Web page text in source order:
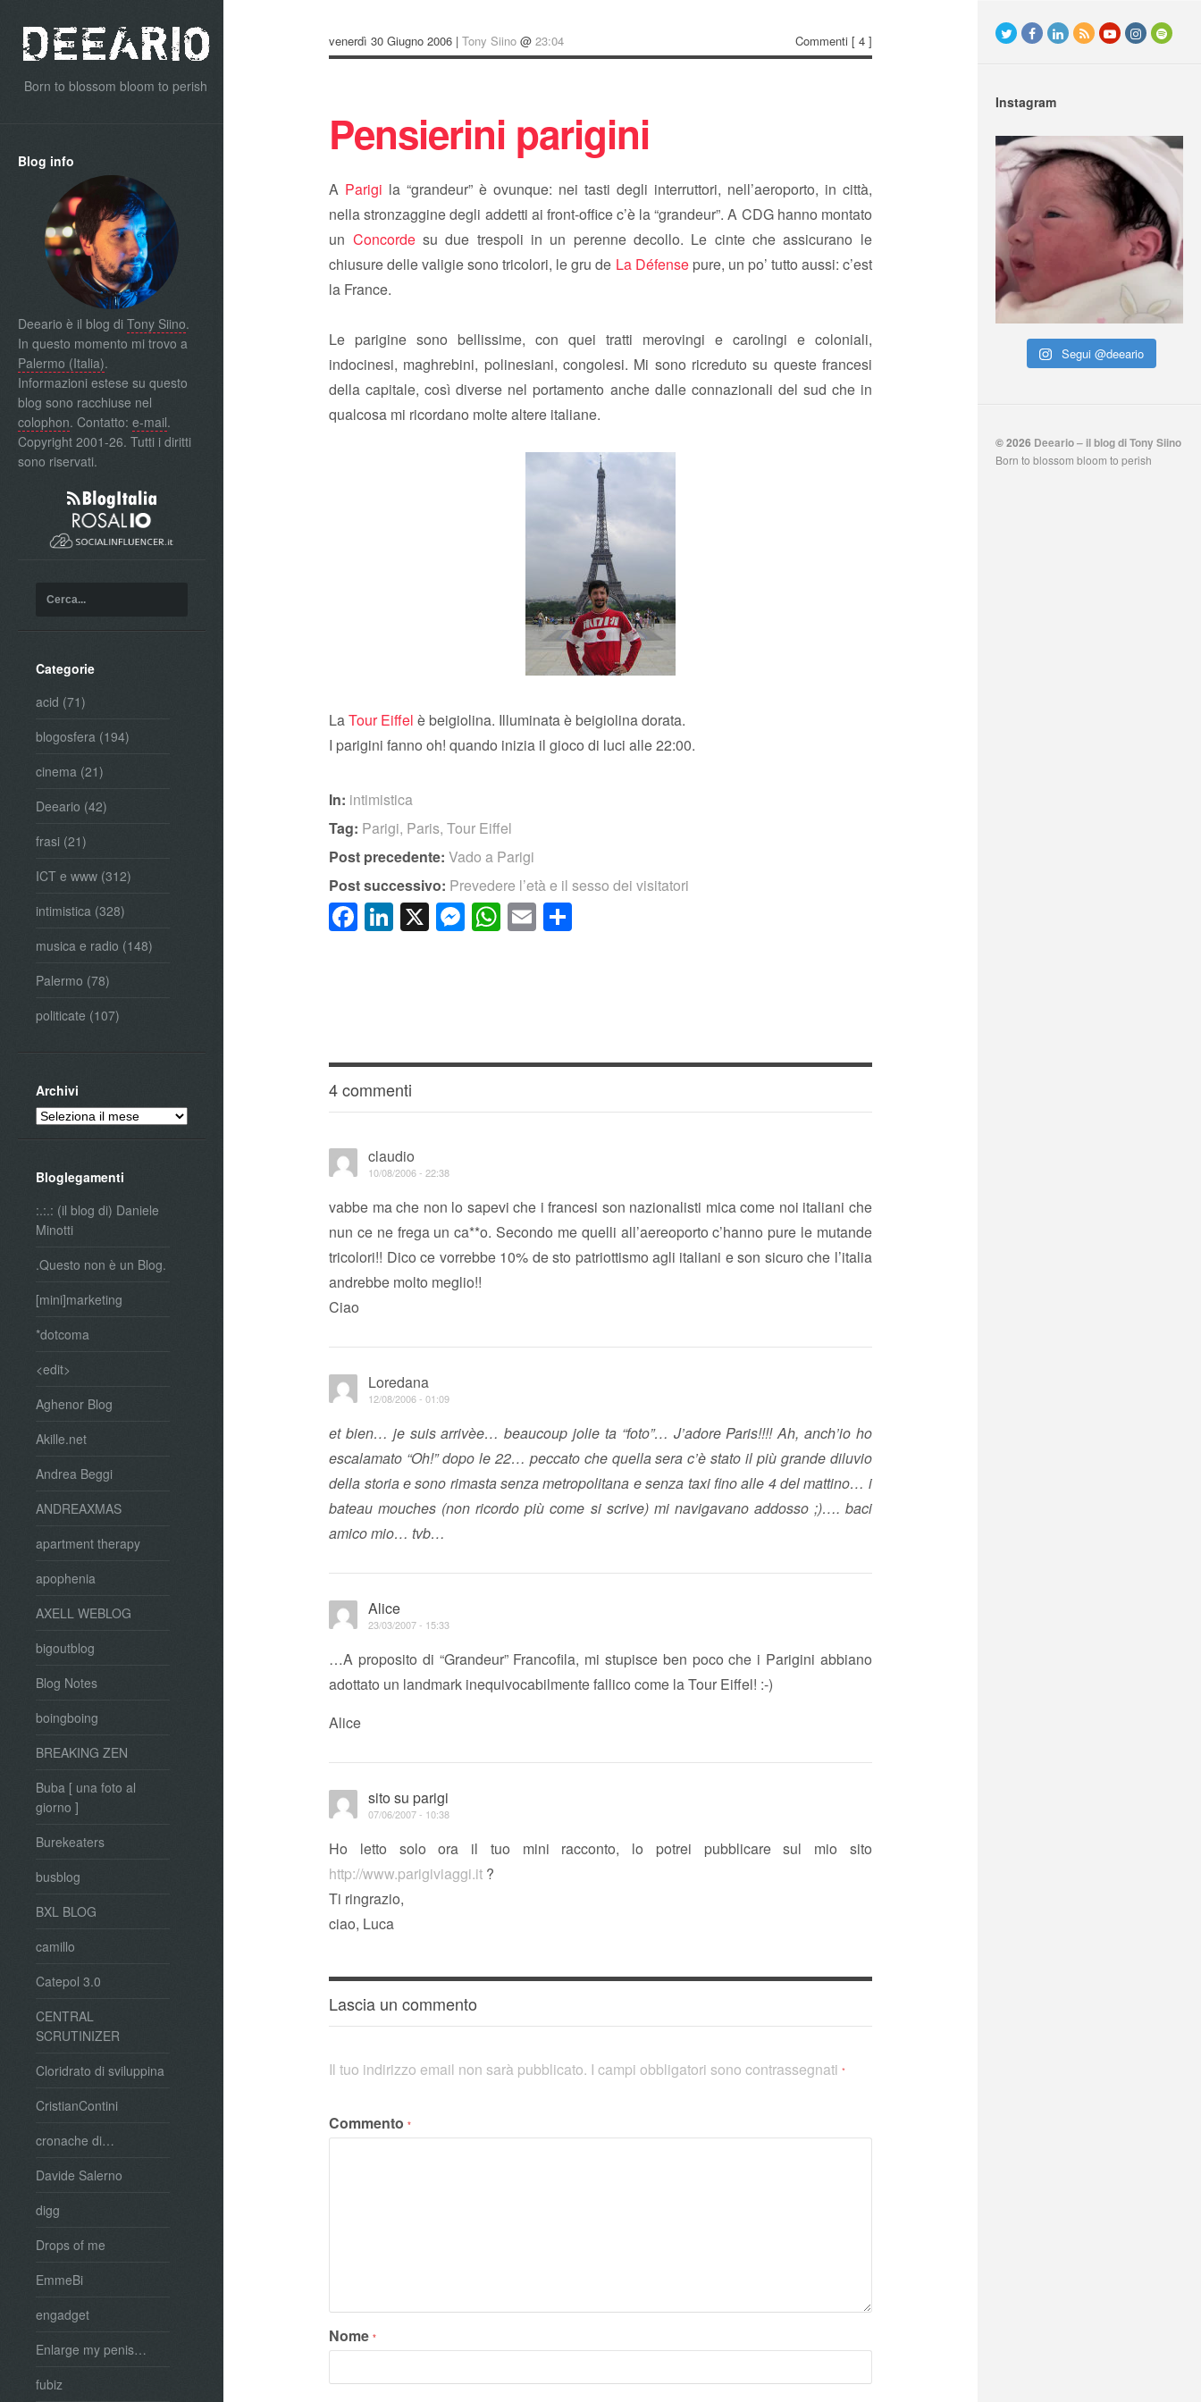
Born to blossom bloom to perish
Blog info
Deeario è il blog di Tony Siino.
In questo momento mi trovo a
Palermo (Italia).
Informazioni estese su questo
blog sono racchiuse nel
colophon. Contatto: e-mail.
Copyright 2001-26. Tutti i diritti
sono riservati.
Categorie
acid (71)
blogosfera (194)
cinema (21)
Deeario (42)
frasi (21)
ICT e www (312)
intimistica (328)
musica e radio (148)
Palermo (78)
politicate (107)
Archivi
Archivi
Bloglegamenti
:.:.: (il blog di) Daniele
Minotti
.Questo non è un Blog.
[mini]marketing
*dotcoma
<edit>
Aghenor Blog
Akille.net
Andrea Beggi
ANDREAXMAS
apartment therapy
apophenia
AXELL WEBLOG
bigoutblog
Blog Notes
boingboing
BREAKING ZEN
Buba [ una foto al
giorno ]
Burekeaters
busblog
BXL BLOG
camillo
Catepol 3.0
CENTRAL
SCRUTINIZER
Cloridrato di sviluppina
CristianContini
cronache di…
Davide Salerno
digg
Drops of me
EmmeBi
engadget
Enlarge my penis…
fubiz
venerdì 30 Giugno 2006 |Tony Siino @23:04 Commenti [ 4 ]
Pensierini parigini
A Parigi la “grandeur” è ovunque: nei tasti degli interruttori, nell’aeroporto, in città,
nella stronzaggine degli addetti ai front-office c’è la “grandeur”. A CDG hanno montato
un Concordesu due trespoli in un perenne decollo. Le cinte che assicurano le
chiusure delle valigie sono tricolori, le gru de La Défensepure, un po’ tutto aussi: c’est
la France.
Le parigine sono bellissime, con quei tratti merovingi e carolingi e coloniali,
indocinesi, maghrebini, polinesiani, congolesi. Mi sono ricreduto su queste francesi
della capitale, così diverse nel portamento anche dalle connazionali del sud che in
qualcosa mi ricordano molte altere italiane.
LaTour Eiffel è beigiolina. Illuminata è beigiolina dorata.
I parigini fanno oh! quando inizia il gioco di luci alle 22:00.
In: intimistica
Tag: Parigi, Paris,Tour Eiffel
Post precedente:Vado a Parigi
Post successivo: Prevedere l’età e il sesso dei visitatori
Facebook
LinkedIn
X Messenger
WhatsApp
Email
4 commenti
claudio
10/08/2006 - 22:38
vabbe ma che non lo sapevi che i francesi son nazionalisti mica come noi italiani che
nun ce ne frega un ca**o. Secondo me quelli all’aereoporto c’hanno pure le mutande
tricolori!! Dico ce vorrebbe 10% de sto patriottismo agli italiani e son sicuro che l’italia
andrebbe molto meglio!!
Ciao
Loredana
12/08/2006 - 01:09
et bien… je suis arrivèe… beaucoup jolie ta “foto”… J’adore Paris!!!! Ah, anch’io ho
escalamato “Oh!” dopo le 22… peccato che quella sera c’è stato il più grande diluvio
della storia e sono rimasta senza metropolitana e senza taxi fino alle 4 del mattino… i
bateau mouches (non ricordo più come si scrive) mi navigavano addosso ;)…. baci
amico mio… tvb…
Alice
23/03/2007 - 15:33
…A proposito di “Grandeur” Francofila, mi stupisce ben poco che i Parigini abbiano
adottato un landmark inequivocabilmente fallico come la Tour Eiffel! :-)
Alice
sito su parigi
07/06/2007 - 10:38
Ho letto solo ora il tuo mini racconto, lo potrei pubblicare sul mio sito
http://www.parigiviaggi.it ?
Ti ringrazio,
ciao, Luca
Lascia un commento
Il tuo indirizzo email non sarà pubblicato. I campi obbligatori sono contrassegnati*
Commento*
Nome*
Instagram
Segui @deeario
© 2026 Deeario – il blog di Tony Siino
Born to blossom bloom to perish